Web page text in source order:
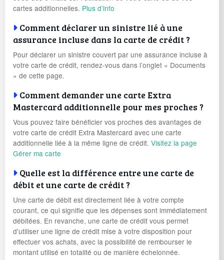
cartes additionnelles. Plus d’info
Comment déclarer un sinistre lié à une
assurance incluse dans la carte de crédit ?
Pour déclarer un sinistre couvert par une assurance incluse à
votre carte de crédit, rendez-vous dans l’onglet « Documents
» de cette page.
Comment demander une carte Extra
Mastercard additionnelle pour mes proches ?
Vous pouvez faire bénéficier vos proches des avantages de
votre carte de crédit Extra Mastercard avec une carte
additionnelle liée à la même ligne de crédit. Visitez la page
Gérer ma carte
Quelle est la différence entre une carte de
débit et une carte de crédit ?
Une carte de débit est directement liée à votre compte
courant, ce qui signifie que les dépenses sont immédiatement
débitées. En revanche, une carte de crédit vous permet
d'utiliser une ligne de crédit mise à votre disposition pour
effectuer vos achats, avec la possibilité de rembourser le
montant utilisé en totalité ou de manière échelonnée.